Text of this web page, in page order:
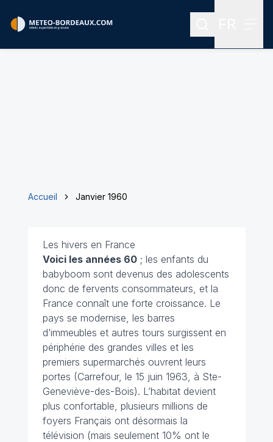
Rechercher
Accueil Janvier 1960
Les hivers en France
Voici les années 60 ; les enfants du
babyboom sont devenus des adolescents
donc de fervents consommateurs, et la
France connaît une forte croissance. Le
pays se modernise, les barres
d’immeubles et autres tours surgissent en
périphérie des grandes villes et les
premiers supermarchés ouvrent leurs
portes (Carrefour, le 15 juin 1963, à Ste-
Geneviève-des-Bois). L’habitat devient
plus confortable, plusieurs millions de
foyers Français ont désormais la
télévision (mais seulement 10% ont le